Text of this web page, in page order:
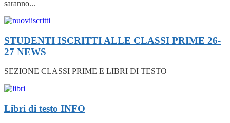
saranno...
STUDENTI ISCRITTI ALLE CLASSI PRIME 26-
27 NEWS
SEZIONE CLASSI PRIME E LIBRI DI TESTO
Libri di testo INFO